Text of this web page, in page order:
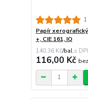
Papír
+, CIE 161, IQ
140,36 Kč/bal.
116,00 Kč